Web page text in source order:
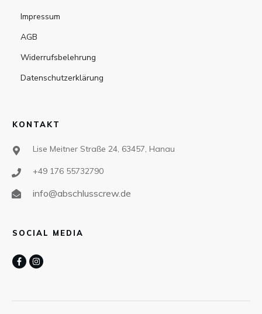
Impressum
AGB
Widerrufsbelehrung
Datenschutzerklärung
KONTAKT
Lise Meitner Straße 24, 63457, Hanau
+49 176 55732790
info@abschlusscrew.de
SOCIAL MEDIA